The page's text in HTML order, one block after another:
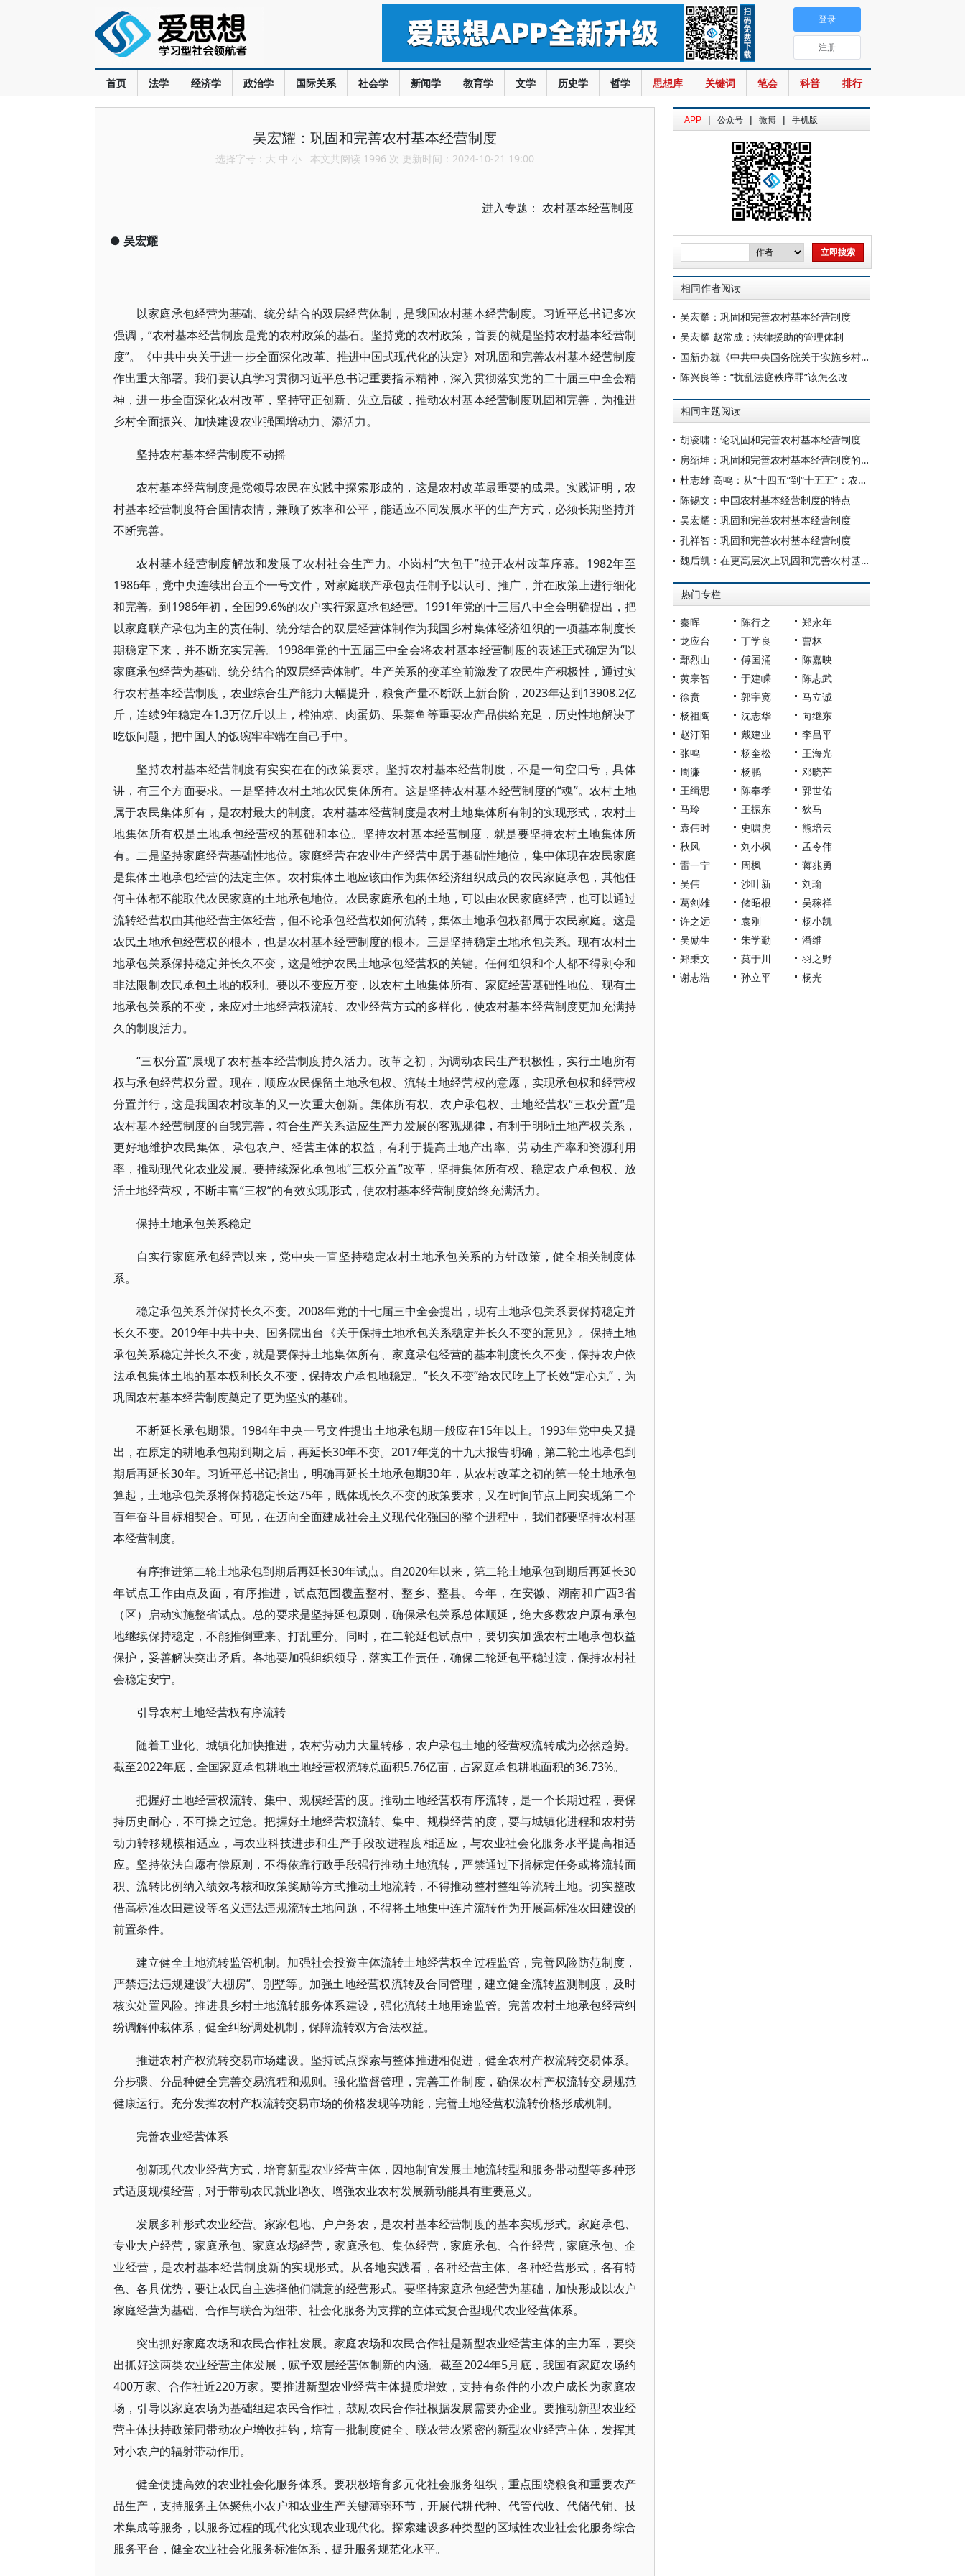
首页 法学 经济学 政治学 国际关系 社会学 新闻学 教育学 文学 历史学 哲学 思想库 关键词 笔会 科普 排行
登录
注册
吴宏耀：巩固和完善农村基本经营制度
选择字号： 大 中 小 本文共阅读 1996 次 更新时间：2024-10-21 19:00
进入专题： 农村基本经营制度
● 吴宏耀
以家庭承包经营为基础、统分结合的双层经营体制，是我国农村基本经营制度。习近平总书记多次
强调，“农村基本经营制度是党的农村政策的基石。坚持党的农村政策，首要的就是坚持农村基本经营制
度”。《中共中央关于进一步全面深化改革、推进中国式现代化的决定》对巩固和完善农村基本经营制度
作出重大部署。我们要认真学习贯彻习近平总书记重要指示精神，深入贯彻落实党的二十届三中全会精
神，进一步全面深化农村改革，坚持守正创新、先立后破，推动农村基本经营制度巩固和完善，为推进
乡村全面振兴、加快建设农业强国增动力、添活力。
坚持农村基本经营制度不动摇
农村基本经营制度是党领导农民在实践中探索形成的，这是农村改革最重要的成果。实践证明，农
村基本经营制度符合国情农情，兼顾了效率和公平，能适应不同发展水平的生产方式，必须长期坚持并
不断完善。
农村基本经营制度解放和发展了农村社会生产力。小岗村“大包干”拉开农村改革序幕。1982年至
1986年，党中央连续出台五个一号文件，对家庭联产承包责任制予以认可、推广，并在政策上进行细化
和完善。到1986年初，全国99.6%的农户实行家庭承包经营。1991年党的十三届八中全会明确提出，把
以家庭联产承包为主的责任制、统分结合的双层经营体制作为我国乡村集体经济组织的一项基本制度长
期稳定下来，并不断充实完善。1998年党的十五届三中全会将农村基本经营制度的表述正式确定为“以
家庭承包经营为基础、统分结合的双层经营体制”。生产关系的变革空前激发了农民生产积极性，通过实
行农村基本经营制度，农业综合生产能力大幅提升，粮食产量不断跃上新台阶，2023年达到13908.2亿
斤，连续9年稳定在1.3万亿斤以上，棉油糖、肉蛋奶、果菜鱼等重要农产品供给充足，历史性地解决了
吃饭问题，把中国人的饭碗牢牢端在自己手中。
坚持农村基本经营制度有实实在在的政策要求。坚持农村基本经营制度，不是一句空口号，具体
讲，有三个方面要求。一是坚持农村土地农民集体所有。这是坚持农村基本经营制度的“魂”。农村土地
属于农民集体所有，是农村最大的制度。农村基本经营制度是农村土地集体所有制的实现形式，农村土
地集体所有权是土地承包经营权的基础和本位。坚持农村基本经营制度，就是要坚持农村土地集体所
有。二是坚持家庭经营基础性地位。家庭经营在农业生产经营中居于基础性地位，集中体现在农民家庭
是集体土地承包经营的法定主体。农村集体土地应该由作为集体经济组织成员的农民家庭承包，其他任
何主体都不能取代农民家庭的土地承包地位。农民家庭承包的土地，可以由农民家庭经营，也可以通过
流转经营权由其他经营主体经营，但不论承包经营权如何流转，集体土地承包权都属于农民家庭。这是
农民土地承包经营权的根本，也是农村基本经营制度的根本。三是坚持稳定土地承包关系。现有农村土
地承包关系保持稳定并长久不变，这是维护农民土地承包经营权的关键。任何组织和个人都不得剥夺和
非法限制农民承包土地的权利。要以不变应万变，以农村土地集体所有、家庭经营基础性地位、现有土
地承包关系的不变，来应对土地经营权流转、农业经营方式的多样化，使农村基本经营制度更加充满持
久的制度活力。
“三权分置”展现了农村基本经营制度持久活力。改革之初，为调动农民生产积极性，实行土地所有
权与承包经营权分置。现在，顺应农民保留土地承包权、流转土地经营权的意愿，实现承包权和经营权
分置并行，这是我国农村改革的又一次重大创新。集体所有权、农户承包权、土地经营权“三权分置”是
农村基本经营制度的自我完善，符合生产关系适应生产力发展的客观规律，有利于明晰土地产权关系，
更好地维护农民集体、承包农户、经营主体的权益，有利于提高土地产出率、劳动生产率和资源利用
率，推动现代化农业发展。要持续深化承包地“三权分置”改革，坚持集体所有权、稳定农户承包权、放
活土地经营权，不断丰富“三权”的有效实现形式，使农村基本经营制度始终充满活力。
保持土地承包关系稳定
自实行家庭承包经营以来，党中央一直坚持稳定农村土地承包关系的方针政策，健全相关制度体
系。
稳定承包关系并保持长久不变。2008年党的十七届三中全会提出，现有土地承包关系要保持稳定并
长久不变。2019年中共中央、国务院出台《关于保持土地承包关系稳定并长久不变的意见》。保持土地
承包关系稳定并长久不变，就是要保持土地集体所有、家庭承包经营的基本制度长久不变，保持农户依
法承包集体土地的基本权利长久不变，保持农户承包地稳定。“长久不变”给农民吃上了长效“定心丸”，为
巩固农村基本经营制度奠定了更为坚实的基础。
不断延长承包期限。1984年中央一号文件提出土地承包期一般应在15年以上。1993年党中央又提
出，在原定的耕地承包期到期之后，再延长30年不变。2017年党的十九大报告明确，第二轮土地承包到
期后再延长30年。习近平总书记指出，明确再延长土地承包期30年，从农村改革之初的第一轮土地承包
算起，土地承包关系将保持稳定长达75年，既体现长久不变的政策要求，又在时间节点上同实现第二个
百年奋斗目标相契合。可见，在迈向全面建成社会主义现代化强国的整个进程中，我们都要坚持农村基
本经营制度。
有序推进第二轮土地承包到期后再延长30年试点。自2020年以来，第二轮土地承包到期后再延长30
年试点工作由点及面，有序推进，试点范围覆盖整村、整乡、整县。今年，在安徽、湖南和广西3省
（区）启动实施整省试点。总的要求是坚持延包原则，确保承包关系总体顺延，绝大多数农户原有承包
地继续保持稳定，不能推倒重来、打乱重分。同时，在二轮延包试点中，要切实加强农村土地承包权益
保护，妥善解决突出矛盾。各地要加强组织领导，落实工作责任，确保二轮延包平稳过渡，保持农村社
会稳定安宁。
引导农村土地经营权有序流转
随着工业化、城镇化加快推进，农村劳动力大量转移，农户承包土地的经营权流转成为必然趋势。
截至2022年底，全国家庭承包耕地土地经营权流转总面积5.76亿亩，占家庭承包耕地面积的36.73%。
把握好土地经营权流转、集中、规模经营的度。推动土地经营权有序流转，是一个长期过程，要保
持历史耐心，不可操之过急。把握好土地经营权流转、集中、规模经营的度，要与城镇化进程和农村劳
动力转移规模相适应，与农业科技进步和生产手段改进程度相适应，与农业社会化服务水平提高相适
应。坚持依法自愿有偿原则，不得依靠行政手段强行推动土地流转，严禁通过下指标定任务或将流转面
积、流转比例纳入绩效考核和政策奖励等方式推动土地流转，不得推动整村整组等流转土地。切实整改
借高标准农田建设等名义违法违规流转土地问题，不得将土地集中连片流转作为开展高标准农田建设的
前置条件。
建立健全土地流转监管机制。加强社会投资主体流转土地经营权全过程监管，完善风险防范制度，
严禁违法违规建设“大棚房”、别墅等。加强土地经营权流转及合同管理，建立健全流转监测制度，及时
核实处置风险。推进县乡村土地流转服务体系建设，强化流转土地用途监管。完善农村土地承包经营纠
纷调解仲裁体系，健全纠纷调处机制，保障流转双方合法权益。
推进农村产权流转交易市场建设。坚持试点探索与整体推进相促进，健全农村产权流转交易体系。
分步骤、分品种健全完善交易流程和规则。强化监督管理，完善工作制度，确保农村产权流转交易规范
健康运行。充分发挥农村产权流转交易市场的价格发现等功能，完善土地经营权流转价格形成机制。
完善农业经营体系
创新现代农业经营方式，培育新型农业经营主体，因地制宜发展土地流转型和服务带动型等多种形
式适度规模经营，对于带动农民就业增收、增强农业农村发展新动能具有重要意义。
发展多种形式农业经营。家家包地、户户务农，是农村基本经营制度的基本实现形式。家庭承包、
专业大户经营，家庭承包、家庭农场经营，家庭承包、集体经营，家庭承包、合作经营，家庭承包、企
业经营，是农村基本经营制度新的实现形式。从各地实践看，各种经营主体、各种经营形式，各有特
色、各具优势，要让农民自主选择他们满意的经营形式。要坚持家庭承包经营为基础，加快形成以农户
家庭经营为基础、合作与联合为纽带、社会化服务为支撑的立体式复合型现代农业经营体系。
突出抓好家庭农场和农民合作社发展。家庭农场和农民合作社是新型农业经营主体的主力军，要突
出抓好这两类农业经营主体发展，赋予双层经营体制新的内涵。截至2024年5月底，我国有家庭农场约
400万家、合作社近220万家。要推进新型农业经营主体提质增效，支持有条件的小农户成长为家庭农
场，引导以家庭农场为基础组建农民合作社，鼓励农民合作社根据发展需要办企业。要推动新型农业经
营主体扶持政策同带动农户增收挂钩，培育一批制度健全、联农带农紧密的新型农业经营主体，发挥其
对小农户的辐射带动作用。
健全便捷高效的农业社会化服务体系。要积极培育多元化社会服务组织，重点围绕粮食和重要农产
品生产，支持服务主体聚焦小农户和农业生产关键薄弱环节，开展代耕代种、代管代收、代储代销、技
术集成等服务，以服务过程的现代化实现农业现代化。探索建设多种类型的区域性农业社会化服务综合
服务平台，健全农业社会化服务标准体系，提升服务规范化水平。
APP | 公众号 | 微博 | 手机版
相同作者阅读
吴宏耀：巩固和完善农村基本经营制度
吴宏耀 赵常成：法律援助的管理体制
国新办就《中共中央国务院关于实施乡村振兴战略的意见》有关情况举行发布会
陈兴良等：“扰乱法庭秩序罪”该怎么改
相同主题阅读
胡凌啸：论巩固和完善农村基本经营制度
房绍坤：巩固和完善农村基本经营制度的私法保障
杜志雄 高鸣：从“十四五”到“十五五”：农村改革的成效经验、关键问题与路径选择
陈锡文：中国农村基本经营制度的特点
吴宏耀：巩固和完善农村基本经营制度
孔祥智：巩固和完善农村基本经营制度
魏后凯：在更高层次上巩固和完善农村基本经营制度
热门专栏
秦晖 陈行之
郑永年
龙应台
丁学良
曹林
鄢烈山
傅国涌
陈嘉映
黄宗智
于建嵘
陈志武
徐贲
郭宇宽
马立诚
杨祖陶
沈志华
向继东
赵汀阳
戴建业
李昌平
张鸣
杨奎松
王海光
周濂
杨鹏
邓晓芒
王缉思
陈奉孝
郭世佑
马玲
王振东
狄马
袁伟时
史啸虎
熊培云
秋风
刘小枫
孟令伟
雷一宁
周枫
蒋兆勇
吴伟
沙叶新
刘瑜
葛剑雄
储昭根
吴稼祥
许之远
袁刚
杨小凯
吴励生
朱学勤
潘维
郑秉文
莫于川
羽之野
谢志浩
孙立平 杨光